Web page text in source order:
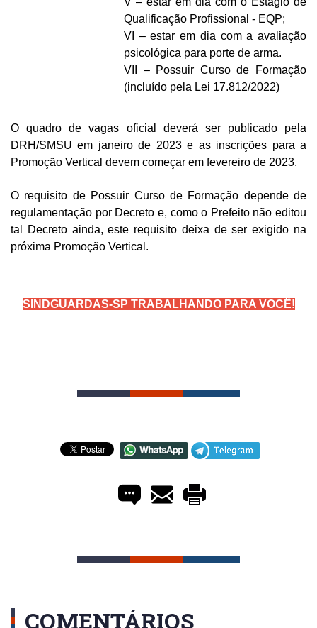
Qualificação Profissional - EQP;
VI – estar em dia com a avaliação
psicológica para porte de arma.
VII – Possuir Curso de Formação
(incluído pela Lei 17.812/2022)
O quadro de vagas oficial deverá ser publicado pela
DRH/SMSU em janeiro de 2023 e as inscrições para a
Promoção Vertical devem começar em fevereiro de 2023.
O requisito de Possuir Curso de Formação depende de
regulamentação por Decreto e, como o Prefeito não editou
tal Decreto ainda, este requisito deixa de ser exigido na
próxima Promoção Vertical.
SINDGUARDAS-SP TRABALHANDO PARA VOCÊ!
COMENTÁRIOS